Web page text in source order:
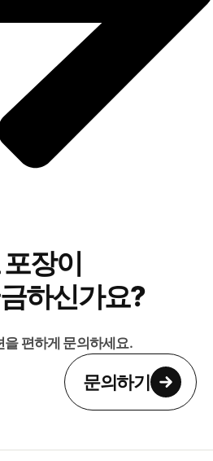
장이
하신가요?
편하게 문의하세요.
문의하기